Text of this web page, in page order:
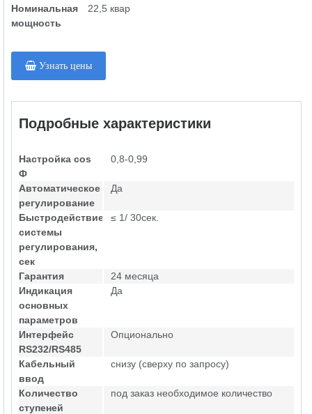
Номинальная
мощность
22,5 квар
Узнать цены
Подробные характеристики
Настройка cos
Ф
0,8-0,99
Автоматическое
регулирование
Да
Быстродействие
системы
регулирования,
сек
≤ 1/ 30сек.
Гарантия
24 месяца
Индикация
основных
параметров
Да
Интерфейс
RS232/RS485
Опционально
Кабельный
ввод
снизу (сверху по запросу)
Количество
ступеней
под заказ необходимое количество